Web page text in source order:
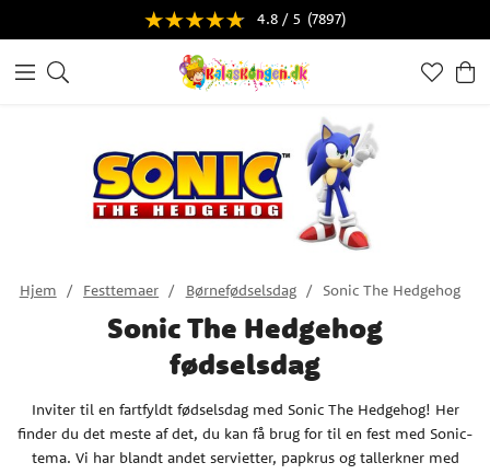
4.8 / 5 (7897)
Hjem Festtemaer Børnefødselsdag Sonic The Hedgehog
Sonic The Hedgehog
fødselsdag
Inviter til en fartfyldt fødselsdag med Sonic The Hedgehog! Her
finder du det meste af det, du kan få brug for til en fest med Sonic-
tema. Vi har blandt andet servietter, papkrus og tallerkner med